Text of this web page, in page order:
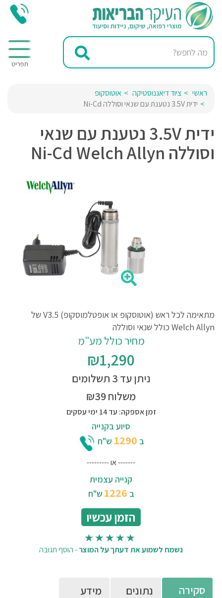
ראשי ציוד דיאגנוסטיקה
אוטוסקופ
ידית 3.5V נטענת עם שנאי וסוללה Ni-Cd
ידית 3.5V נטענת עם שנאי
וסוללה Ni-Cd Welch Allyn
מתאימה לכל ראש (אוטוסקופ או אופטלמוסקופ) V3.5 של
Welch Allyn כולל שנאי וסוללה
מחיר כולל מע"מ
₪1,290
ניתן עד 3 תשלומים
משלוח ₪39
זמן אספקה: עד 14 ימי עסקים
סיוע בקנייה
ב 1290 ש"ח
------- או ---------
קנייה עצמית
ב 1226 ש"ח
הזמן עכשיו
נשמח לשמוע את דעתך על המוצר-הוסף תגובה
סקירה
נתונים
מידע